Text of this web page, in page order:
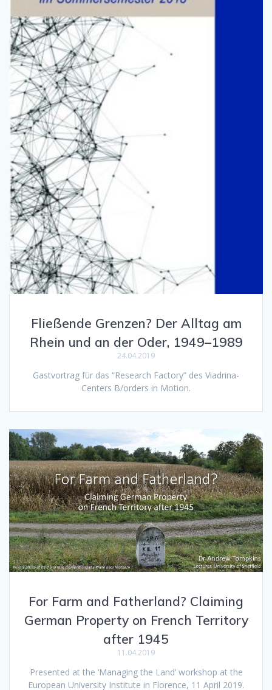
Fließende Grenzen? Der Alltag am
Rhein und an der Oder, 1949–1989
24.04.2019
Gastvortrag für das “Research Factory” des Viadrina-
Centers B/orders in Motion.
For Farm and Fatherland? Claiming
German Property on French Territory
after 1945
11.04.2019
Presented at the ‘Managing the Land’ workshop at the
European University Institute in Florence, 11 April 2019.